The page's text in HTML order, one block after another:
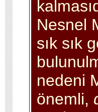
Nesnel
sık sık
nedeni
önemli,